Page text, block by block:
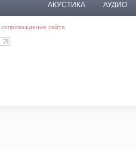
АКУСТИКА АУДИО
сайта